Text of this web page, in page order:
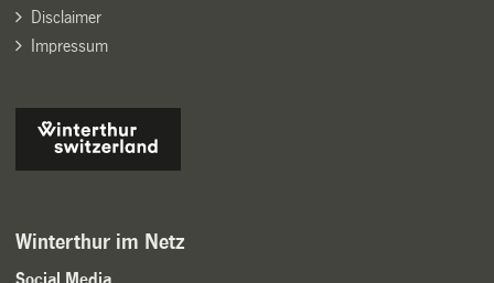
Disclaimer
Impressum
Winterthur im Netz
Social Media